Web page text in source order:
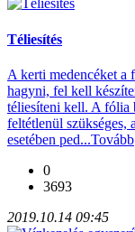
Téliesítés
A kerti medencéket a
hagyni, fel kell
téliesíteni kell. A fólia
feltétlenül szükséges,
esetében ped...Tovább
0
3693
2019.10.14 09:45